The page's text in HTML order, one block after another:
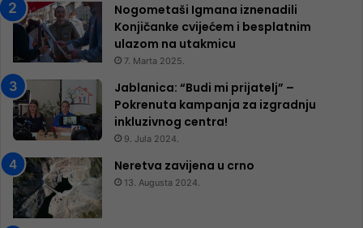
Nogometaši Igmana iznenadili
Konjičanke cvijećem i besplatnim
ulazom na utakmicu
7. Marta 2025.
Jablanica: “Budi mi prijatelj” –
Pokrenuta kampanja za izgradnju
inkluzivnog centra!
9. Jula 2024.
Neretva zavijena u crno
13. Augusta 2024.